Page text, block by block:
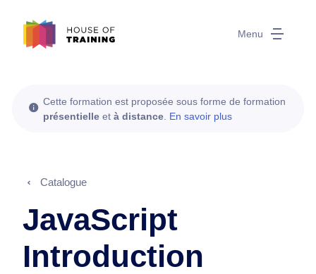
Menu
Cette formation est proposée sous forme de formation
présentielle et à distance En savoir plus
Catalogue
JavaScript
Introduction